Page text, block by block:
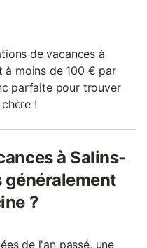
de vacances à
à moins de 100 € par
parfaite pour trouver
!
à Salins-
généralement
?
de l'an passé, une